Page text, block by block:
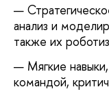
анализ и
также их
Мягкие
командой,